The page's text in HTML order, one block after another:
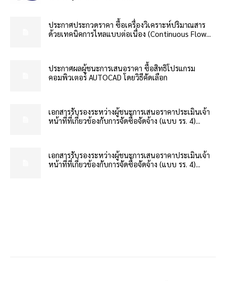
ประกาศประกวดราคา ซื้อเครื่องวิเคราะห์ปริมาณสาร
ด้วยเทคนิคการไหลแบบต่อเนื่อง (Continuous Flow...
ประกาศผลผู้ชนะการเสนอราคา ซื้อสิทธิโปรแกรม
คอมพิวเตอร์ AUTOCAD โดยวิธีคัดเลือก
เอกสารรับรองระหว่างผู้ชนะการเสนอราคาประเมินเจ้า
หน้าที่ที่เกี่ยวข้องกับการจัดซื้อจัดจ้าง (แบบ รร. 4)...
เอกสารรับรองระหว่างผู้ชนะการเสนอราคาประเมินเจ้า
หน้าที่ที่เกี่ยวข้องกับการจัดซื้อจัดจ้าง (แบบ รร. 4)...